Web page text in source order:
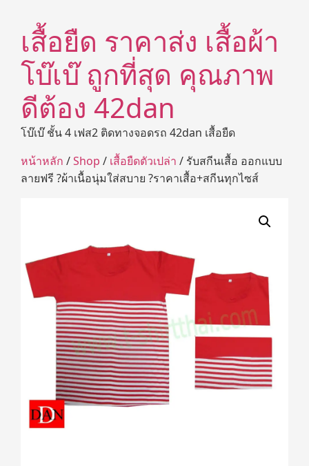
เสื้อยืด ราคาส่ง เสื้อผ้า
โบ๊เบ๊ ถูกที่สุด คุณภาพ
ดีต้อง 42dan
โบ๊เบ๊ ชั้น 4 เฟส2 ติดทางจอดรถ 42dan เสื้อยืด
หน้าหลัก /Shop / เสื้อยืดตัวเปล่า / รับสกีนเสื้อ ออกแบบ
ลายฟรี ?ผ้าเนื้อนุ่มใส่สบาย ?ราคาเสื้อ+สกีนทุกไซส์